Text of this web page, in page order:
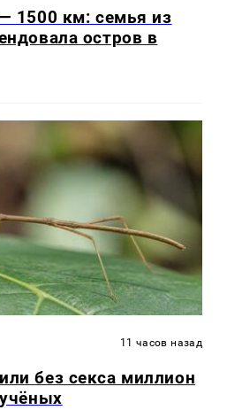
1500 км: семья из
остров в
11 часов назад
без секса миллион